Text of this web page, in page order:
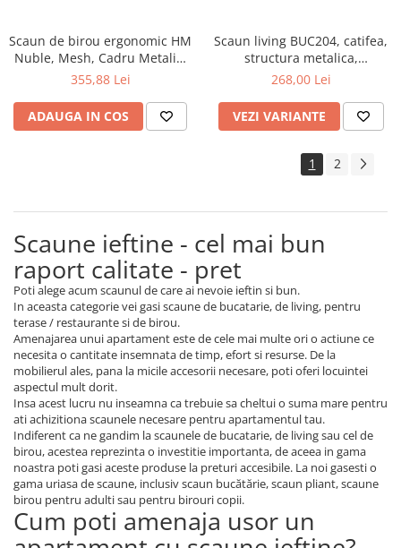
Scaun de birou ergonomic HM
Nuble, Mesh, Cadru Metalic,
Sezut piele ecologica, Inaltime
balansare,100 Kg, Negru
355,88 Lei
ADAUGA IN COS
Scaun living BUC204, catifea,
structura metalica,
ergonomic, spatar cu maner,
268,00 Lei
VEZI VARIANTE
1 2
Scaune ieftine - cel mai bun
raport calitate - pret
Poti alege acum scaunul de care ai nevoie ieftin si bun.
In aceasta categorie vei gasi scaune de bucatarie, de living, pentru
terase / restaurante si de birou.
Amenajarea unui apartament este de cele mai multe ori o actiune ce
necesita o cantitate insemnata de timp, efort si resurse. De la
mobilierul ales, pana la micile accesorii necesare, poti oferi locuintei
aspectul mult dorit.
Insa acest lucru nu inseamna ca trebuie sa cheltui o suma mare pentru
ati achizitiona scaunele necesare pentru apartamentul tau.
Indiferent ca ne gandim la scaunele de bucatarie, de living sau cel de
birou, acestea reprezinta o investitie importanta, de aceea in gama
noastra poti gasi aceste produse la preturi accesibile. La noi gasesti o
gama uriasa de scaune, inclusiv scaun bucătărie, scaun pliant, scaune
birou pentru adulti sau pentru birouri copii.
Cum poti amenaja usor un